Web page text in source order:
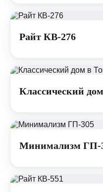
Райт КВ-276
Классический
Минимализм ГП-